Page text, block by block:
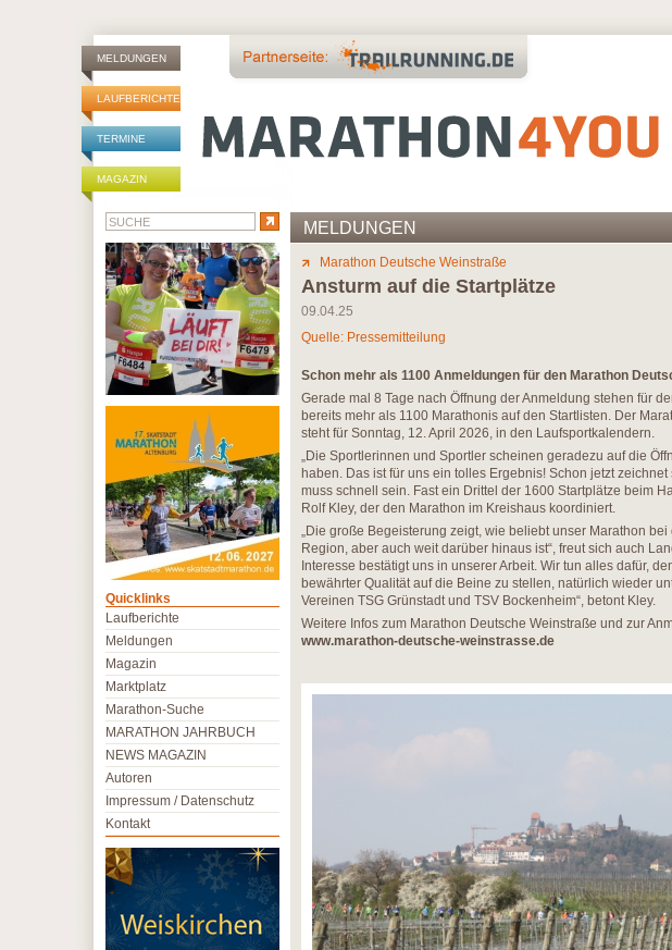
MELDUNGEN
LAUFBERICHTE
TERMINE
MAGAZIN
MELDUNGEN
Marathon Deutsche Weinstraße
Ansturm auf die Startplätze
09.04.25
Quelle: Pressemitteilung
Schon mehr als 1100 Anmeldungen für den Marathon
Gerade mal 8 Tage nach Öffnung der Anmeldung stehen für
bereits mehr als 1100 Marathonis auf den Startlisten. Der
steht für Sonntag, 12. April 2026, in den Laufsportkalendern.
„Die Sportlerinnen und Sportler scheinen geradezu auf die
haben. Das ist für uns ein tolles Ergebnis! Schon jetzt
muss schnell sein. Fast ein Drittel der 1600 Startplätze beim
Rolf Kley, der den Marathon im Kreishaus koordiniert.
„Die große Begeisterung zeigt, wie beliebt unser Marathon
Region, aber auch weit darüber hinaus ist“, freut sich auch
Interesse bestätigt uns in unserer Arbeit. Wir tun alles dafür,
bewährter Qualität auf die Beine zu stellen, natürlich wieder
Vereinen TSG Grünstadt und TSV Bockenheim“, betont Kley.
Weitere Infos zum Marathon Deutsche Weinstraße und zur
www.marathon-deutsche-weinstrasse.de
Quicklinks
Laufberichte
Meldungen
Magazin
Marktplatz
Marathon-Suche
MARATHON JAHRBUCH
NEWS MAGAZIN
Autoren
Impressum / Datenschutz
Kontakt